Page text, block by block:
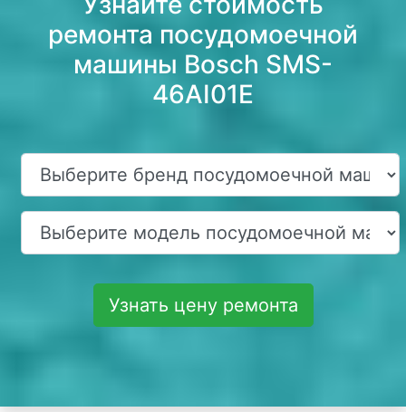
ремонта посудомоечной
машины Bosch SMS-
46AI01E
Узнать цену ремонта